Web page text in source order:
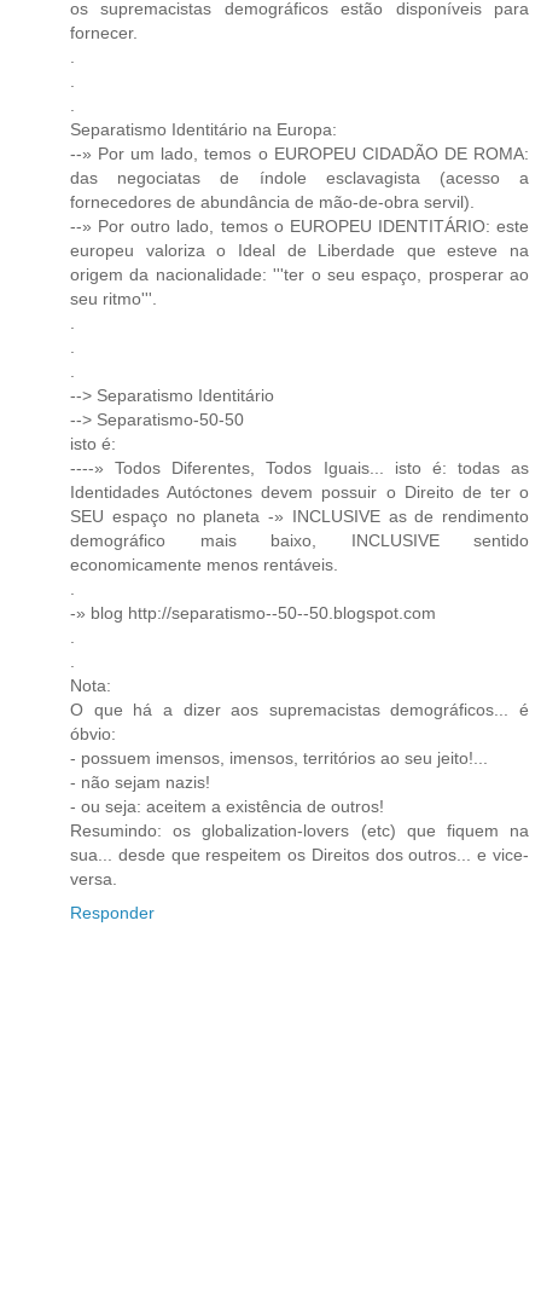
os supremacistas demográficos estão disponíveis para
fornecer.
Separatismo Identitário na Europa:
--» Por um lado, temos o EUROPEU CIDADÃO DE ROMA:
das negociatas de índole esclavagista (acesso a
fornecedores de abundância de mão-de-obra servil).
--» Por outro lado, temos o EUROPEU IDENTITÁRIO: este
europeu valoriza o Ideal de Liberdade que esteve na
origem da nacionalidade: '''ter o seu espaço, prosperar ao
seu ritmo'''.
--> Separatismo Identitário
--> Separatismo-50-50
isto é:
----» Todos Diferentes, Todos Iguais... isto é: todas as
Identidades Autóctones devem possuir o Direito de ter o
SEU espaço no planeta -» INCLUSIVE as de rendimento
demográfico mais baixo, INCLUSIVE sentido
economicamente menos rentáveis.
-» blog http://separatismo--50--50.blogspot.com
Nota:
O que há a dizer aos supremacistas demográficos... é
óbvio:
- possuem imensos, imensos, territórios ao seu jeito!...
- não sejam nazis!
- ou seja: aceitem a existência de outros!
Resumindo: os globalization-lovers (etc) que fiquem na
sua... desde que respeitem os Direitos dos outros... e vice-
versa.
Responder